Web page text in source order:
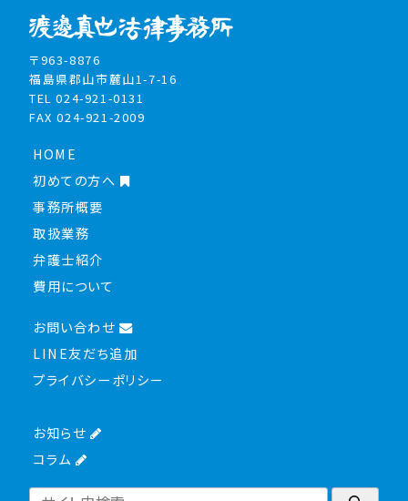
〒963-8876
福島県郡山市麓山1-7-16
TEL 024-921-0131
FAX 024-921-2009
HOME
初めての方へ
事務所概要
取扱業務
弁護士紹介
費用について
お問い合わせ
LINE友だち追加
プライバシーポリシー
お知らせ
コラム
検索